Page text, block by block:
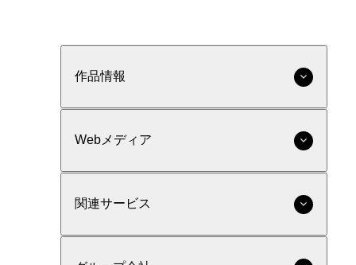
作品情報
Webメディア
関連サービス